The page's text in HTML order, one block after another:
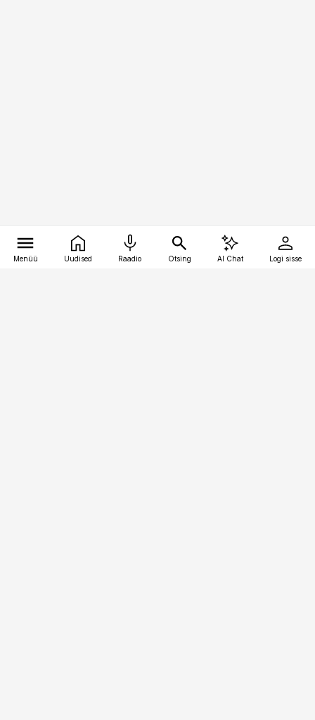
Menüü Uudised Raadio Otsing AI Chat Logi sisse